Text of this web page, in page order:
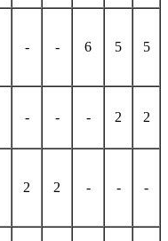
- - 6 5 5
- - - 2 2
2 2 - - -